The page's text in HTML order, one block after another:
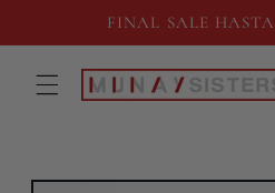
directamente
al contenido
FINAL SALE HASTA
directamente